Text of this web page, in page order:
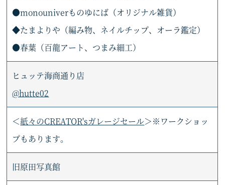
●monouniverものゆにば（オリジナル雑貨）
◆たまよりや（編み物、ネイルチップ、オーラ鑑定）
●春葉（百龍アート、つまみ細工）
ヒュッテ海商通り店
@hutte02
＜紙々のCREATOR'sガレージセール＞※ワークショッ
プもあります。
旧原田写真館